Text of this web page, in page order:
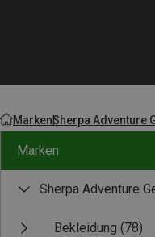
MarkenSherpa Adventure
Marken
Sherpa Adventure
Bekleidung (78)